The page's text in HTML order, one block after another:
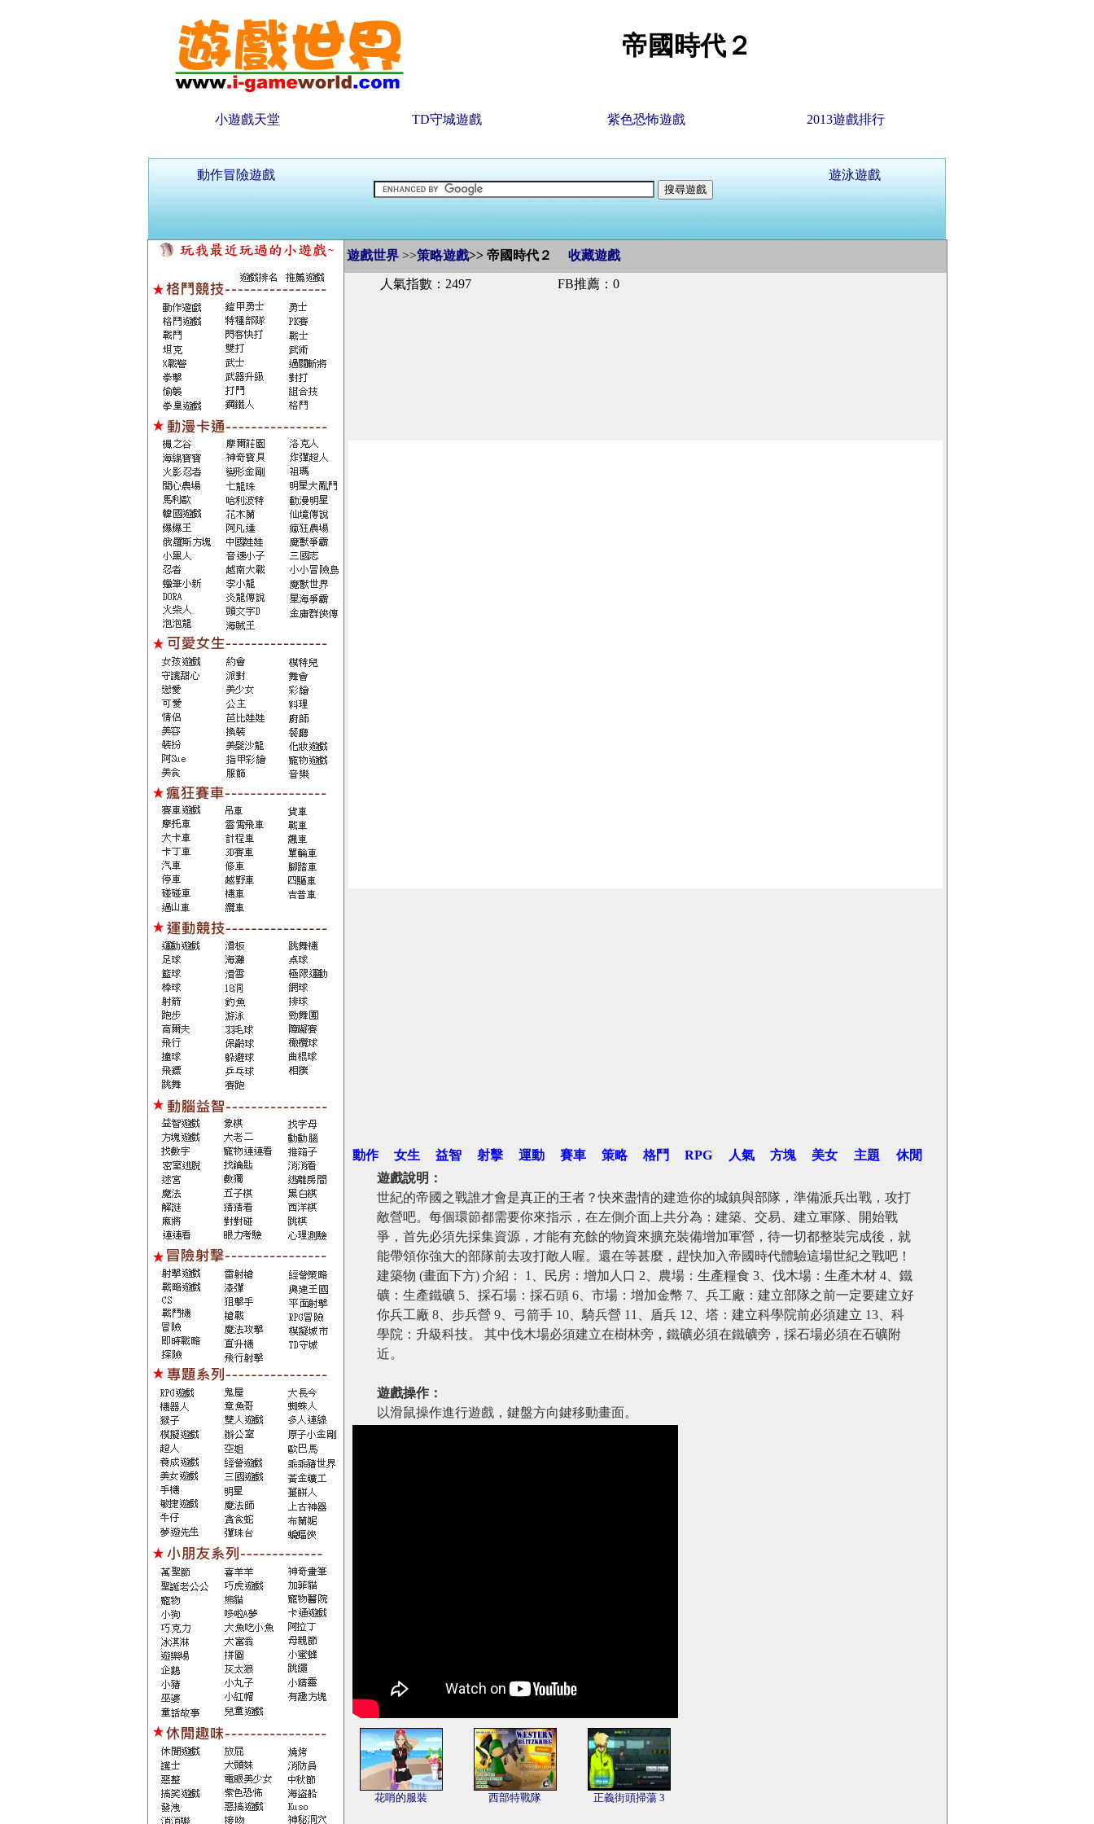
帝國時代２
小遊戲天堂 TD守城遊戲 紫色恐怖遊戲 2013遊戲排行
動作冒險遊戲 遊泳遊戲
遊戲世界 >>策略遊戲>>帝國時代２ 收藏遊戲
人氣指數：2497 FB推薦：0
動作 女生 益智 射擊 運動 賽車 策略 格鬥 RPG 人氣 方塊 美女 主題
休閒
遊戲說明：
世紀的帝國之戰誰才會是真正的王者？快來盡情的建造你的城鎮與部隊，準備派兵出戰，攻打
敵營吧。每個環節都需要你來指示，在左側介面上共分為：建築、交易、建立軍隊、開始戰
爭，首先必須先採集資源，才能有充餘的物資來擴充裝備增加軍營，待一切都整裝完成後，就
能帶領你強大的部隊前去攻打敵人喔。還在等甚麼，趕快加入帝國時代體驗這場世紀之戰吧！
建築物 (畫面下方) 介紹： 1、民房：增加人口 2、農場：生產糧食 3、伐木場：生產木材 4、鐵
礦：生產鐵礦 5、採石場：採石頭 6、市場：增加金幣 7、兵工廠：建立部隊之前一定要建立好
你兵工廠 8、步兵營 9、弓箭手 10、騎兵營 11、盾兵 12、塔：建立科學院前必須建立 13、科
學院：升級科技。 其中伐木場必須建立在樹林旁，鐵礦必須在鐵礦旁，採石場必須在石礦附
近。
遊戲操作：
以滑鼠操作進行遊戲，鍵盤方向鍵移動畫面。
花哨的服裝 西部特戰隊 正義街頭掃蕩 3